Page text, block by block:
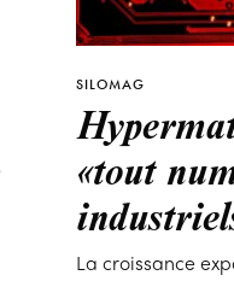
SILOMAG
«tout
La croissance